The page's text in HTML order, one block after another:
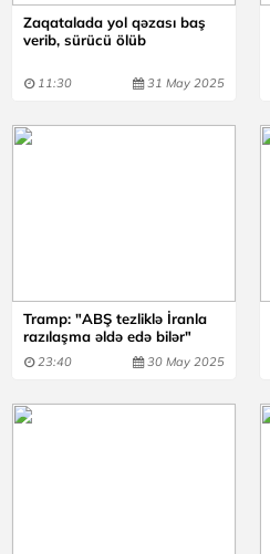
Zaqatalada yol qəzası baş
verib, sürücü ölüb
11:30 31 May 2025
Tramp: "ABŞ tezliklə İranla
razılaşma əldə edə bilər"
23:40 30 May 2025